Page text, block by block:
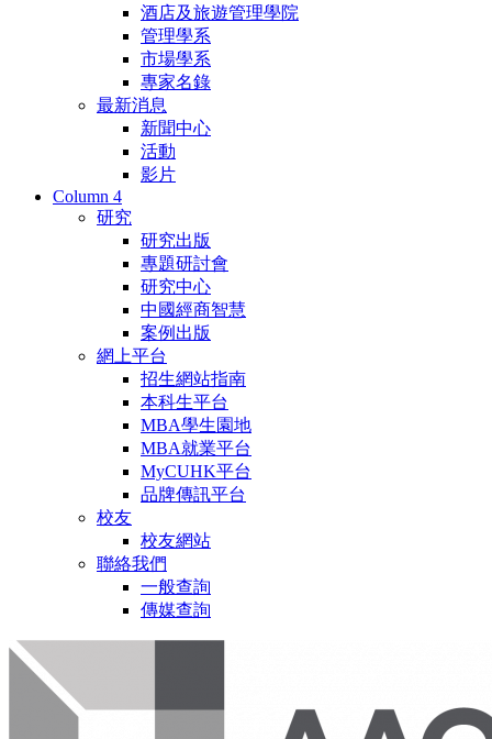
酒店及旅遊管理學院
管理學系
市場學系
專家名錄
最新消息
新聞中心
活動
影片
Column 4
研究
研究出版
專題研討會
研究中心
中國經商智慧
案例出版
網上平台
招生網站指南
本科生平台
MBA學生園地
MBA就業平台
MyCUHK平台
品牌傳訊平台
校友
校友網站
聯絡我們
一般查詢
傳媒查詢